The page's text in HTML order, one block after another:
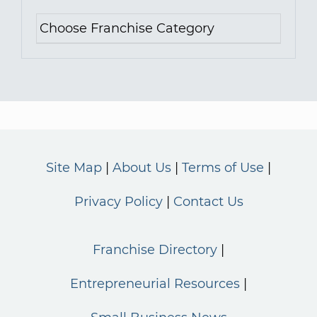
Site Map About Us Terms of Use
Privacy Policy Contact Us
Franchise Directory
Entrepreneurial Resources